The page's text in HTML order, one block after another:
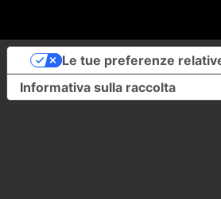
Informativa sulla raccolta
Le tue preferenze